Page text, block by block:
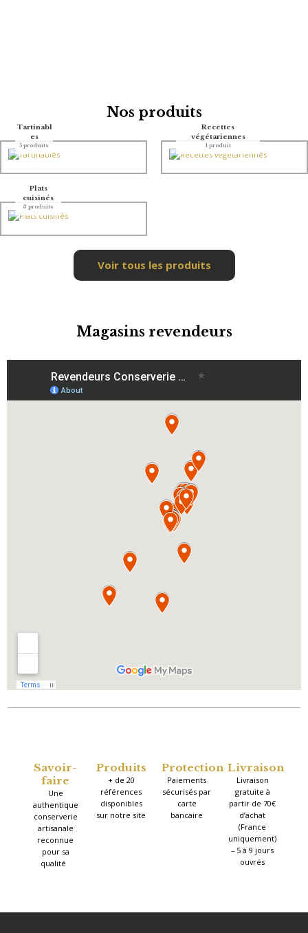
Nos produits
Tartinabl
es
5 produits
Recettes
végétariennes
1 produit
Plats
cuisinés
3 produits
Voir tous les produits
Magasins revendeurs
Savoir-
faire
Une
authentique
conserverie
artisanale
reconnue
pour sa
qualité
Produits
+ de 20
références
disponibles
sur notre site
Protection
Paiements
sécurisés par
carte
bancaire
Livraison
Livraison
gratuite à
partir de 70€
d’achat
(France
uniquement)
– 5 à 9 jours
ouvrés